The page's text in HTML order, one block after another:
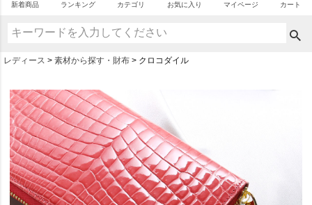
新着商品 ランキング カテゴリ お気に入り マイページ カート
レディース 素材から探す・財布 クロコダイル